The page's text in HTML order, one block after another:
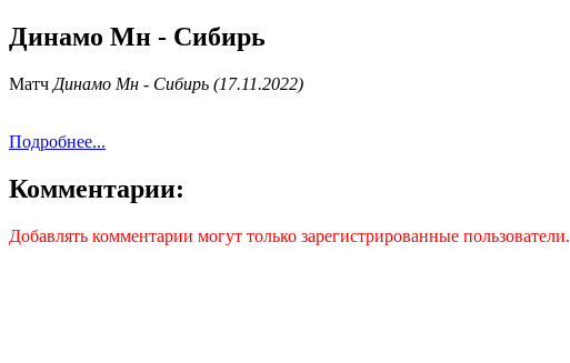
Динамо Мн - Сибирь
Матч Динамо Мн - Сибирь (17.11.2022)
Подробнее...
Комментарии:
Добавлять комментарии могут только зарегистрированные пользователи.